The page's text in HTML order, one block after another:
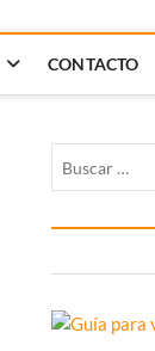
CONTACTO